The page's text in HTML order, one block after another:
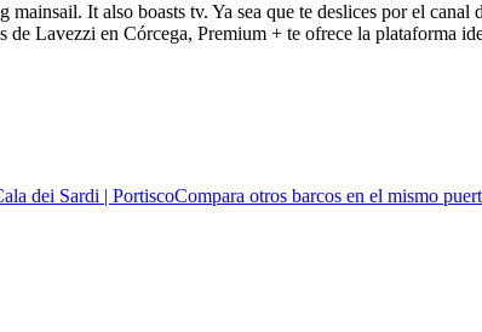
mainsail. It also boasts tv. Ya sea que te deslices por el
de Lavezzi en Córcega, Premium + te ofrece la plataforma
dei Sardi | PortiscoCompara otros barcos en el mismo